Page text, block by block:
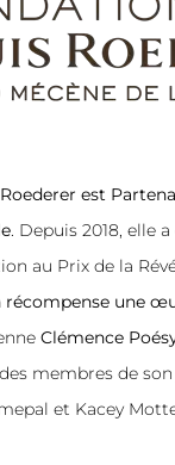
est
. Depuis 2018, elle
au Prix de la
récompense une
Clémence
membres de
et Kacey